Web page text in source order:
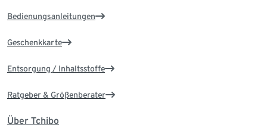
Bedienungsanleitungen
Geschenkkarte
Entsorgung / Inhaltsstoffe
Ratgeber & Größenberater
Über Tchibo